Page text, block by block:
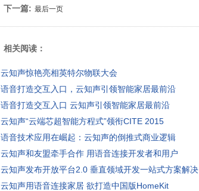
下一篇: 最后一页
相关阅读：
云知声惊艳亮相英特尔物联大会
语音打造交互入口，云知声引领智能家居最前沿
语音打造交互入口 云知声引领智能家居最前沿
云知声“云端芯超智能方程式”领衔CITE 2015
语音技术应用在崛起：云知声的倒推式商业逻辑
云知声和友盟牵手合作 用语音连接开发者和用户
云知声发布开放平台2.0 垂直领域开发一站式方案解决
云知声用语音连接家居 欲打造中国版HomeKit